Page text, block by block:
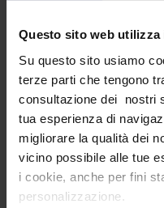
Questo sito web utilizza
Su questo sito usiamo
terze parti che tengono
consultazione dei nostri
tua esperienza di
migliorare la qualità dei
vicino possibile alle tue
i cookie, anche per fini
personalizzazione.